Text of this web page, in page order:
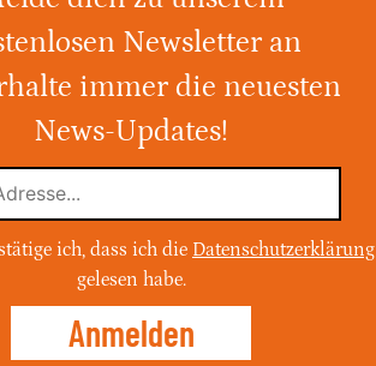
wurde in der Oskar-
geparkten Hyundai
Newsletter an
immer die neuesten
News-Updates!
ich, dass ich die Datenschutzerklärung
gelesen habe.